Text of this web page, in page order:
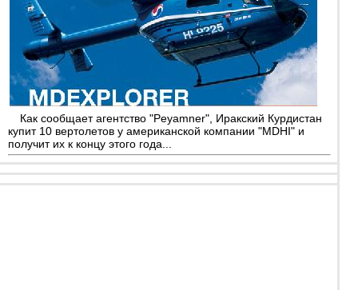
Как сообщает агентство "Peyamner", Иракский Курдистан
купит 10 вертолетов у американской компании "MDHI" и
получит их к концу этого года...